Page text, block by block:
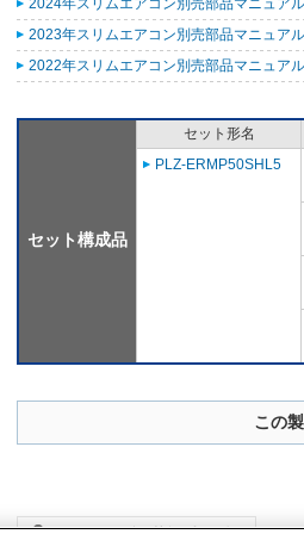
2024年スリムエアコン別売部品マニュア
2023年スリムエアコン別売部品マニュア
2022年スリムエアコン別売部品マニュア
セット構成品
セット形名
PLZ-ERMP50SHL5
この